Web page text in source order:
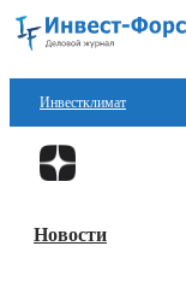
Инвестклимат
Финансы
Блокчейн
Новости